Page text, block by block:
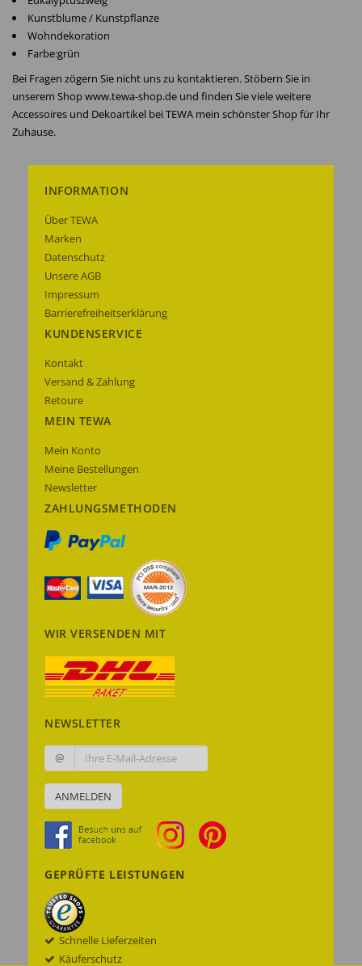
Kunstblume / Kunstpflanze
Wohndekoration
Farbe:grün
Bei Fragen zögern Sie nicht uns zu kontaktieren. Stöbern Sie in
unserem Shop www.tewa-shop.de und finden Sie viele weitere
Accessoires und Dekoartikel bei TEWA mein schönster Shop für Ihr
Zuhause.
INFORMATION
Über TEWA
Marken
Datenschutz
Unsere AGB
Impressum
Barrierefreiheitserklärung
KUNDENSERVICE
Kontakt
Versand & Zahlung
Retoure
MEIN TEWA
Mein Konto
Meine Bestellungen
Newsletter
ZAHLUNGSMETHODEN
WIR VERSENDEN MIT
NEWSLETTER
@
ANMELDEN
GEPRÜFTE LEISTUNGEN
Schnelle Lieferzeiten
Käuferschutz